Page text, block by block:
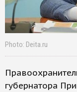
Photo: Deita.ru
губернатора